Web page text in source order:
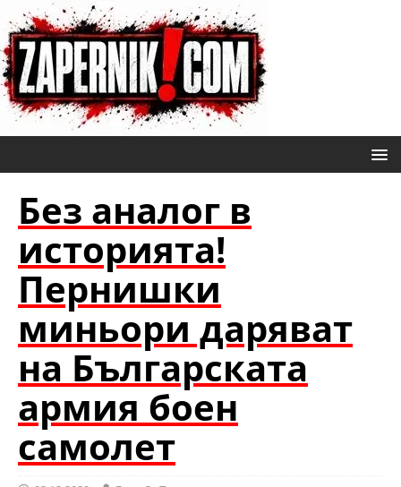
Без аналог в
историята!
Пернишки
миньори даряват
на Българската
армия боен
самолет